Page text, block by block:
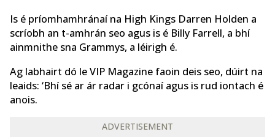
Is é príomhamhránaí na High Kings Darren Holden a
scríobh an t-amhrán seo agus is é Billy Farrell, a bhí
ainmnithe sna Grammys, a léirigh é.
Ag labhairt dó le VIP Magazine faoin deis seo, dúirt na
leaids: ‘Bhí sé ar ár radar i gcónaí agus is rud iontach é
anois.
ADVERTISEMENT